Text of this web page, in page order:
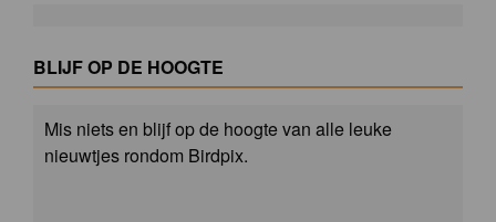
BLIJF OP DE HOOGTE
Mis niets en blijf op de hoogte van alle leuke
nieuwtjes rondom Birdpix.